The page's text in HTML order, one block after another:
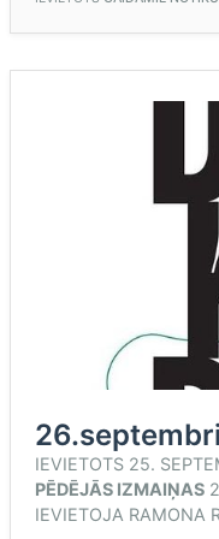
IEVIETOTS 25.
PĒDĒJĀS IZMAIŅAS
IEVIETOJA RAMONA